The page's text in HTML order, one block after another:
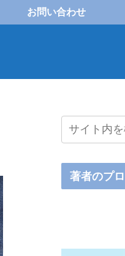
お問い合わせ
著者のプ